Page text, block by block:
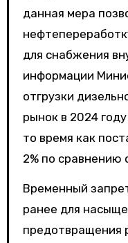
данная мера
для снабжения
информации
отгрузки
рынок в 2024
то время как
2% по
Временный
ранее для
предотвращения